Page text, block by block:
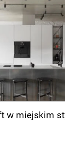
w miejskim